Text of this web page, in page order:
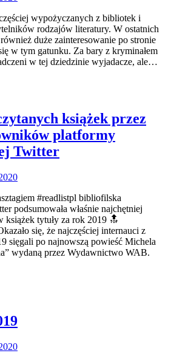
wypożyczanych z bibliotek i
rodzajów literatury. W ostatnich
duże zainteresowanie po stronie
w tym gatunku. Za bary z kryminałem
w tej dziedzinie wyjadacze, ale…
książek przez
platformy
Twitter
#readlistpl bibliofilska
podsumowała właśnie najchętniej
książek tytuły za rok 2019 🔝
się, że najczęściej internauci z
sięgali po najnowszą powieść Michela
wydaną przez Wydawnictwo WAB.